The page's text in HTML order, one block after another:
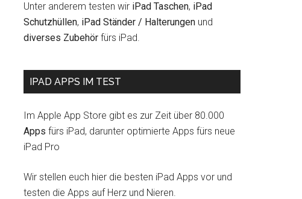
Unter anderem testen wir iPad Taschen, iPad
Schutzhüllen, iPad Ständer / Halterungen und
diverses Zubehör fürs iPad.
IPAD APPS IM TEST
Im Apple App Store gibt es zur Zeit über 80.000
Apps fürs iPad, darunter optimierte Apps fürs neue
iPad Pro
Wir stellen euch hier die besten iPad Apps vor und
testen die Apps auf Herz und Nieren.